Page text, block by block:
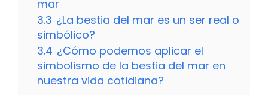
mar
3.3 ¿La bestia del mar es un ser real o
simbólico?
3.4 ¿Cómo podemos aplicar el
simbolismo de la bestia del mar en
nuestra vida cotidiana?